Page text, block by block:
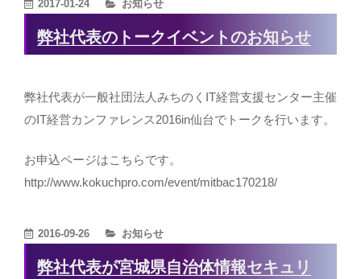
2017-01-24
カ
ゴ
お知らせ
弊社代表のトークイベントのお知らせ
弊社代表が一般社団法人みちのくIT経営支援センター主催
のIT経営カンファレンス2016in仙台でトークを行います。
お申込ページはこちらです。
http://www.kokuchpro.com/event/mitbac170218/
2016-09-26
カ
ゴ
お知らせ
弊社代表が宮城県自治体情報セキュリ